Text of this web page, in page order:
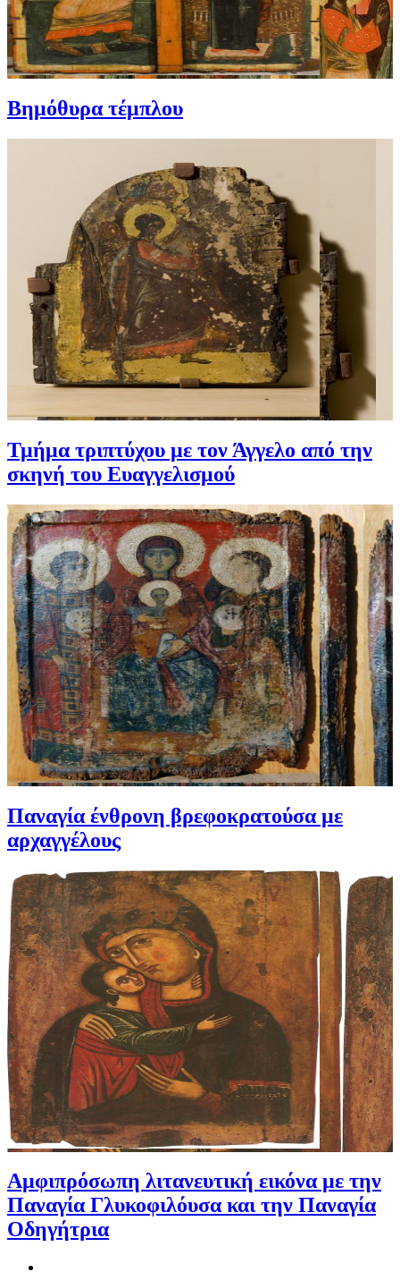
Βημόθυρα τέμπλου
Τμήμα τριπτύχου με τον Άγγελο από την
σκηνή του Ευαγγελισμού
Παναγία ένθρονη βρεφοκρατούσα με
αρχαγγέλους
Αμφιπρόσωπη λιτανευτική εικόνα με την
Παναγία Γλυκοφιλόυσα και την Παναγία
Οδηγήτρια